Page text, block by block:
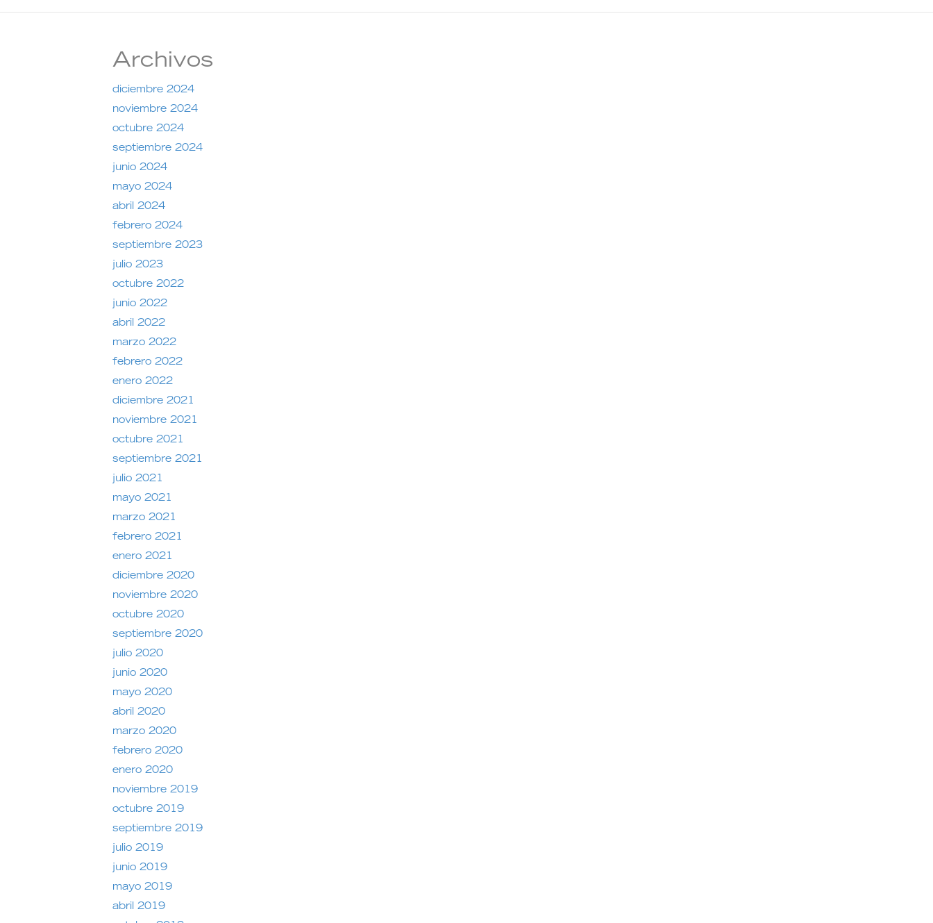
Archivos
diciembre 2024
noviembre 2024
octubre 2024
septiembre 2024
junio 2024
mayo 2024
abril 2024
febrero 2024
septiembre 2023
julio 2023
octubre 2022
junio 2022
abril 2022
marzo 2022
febrero 2022
enero 2022
diciembre 2021
noviembre 2021
octubre 2021
septiembre 2021
julio 2021
mayo 2021
marzo 2021
febrero 2021
enero 2021
diciembre 2020
noviembre 2020
octubre 2020
septiembre 2020
julio 2020
junio 2020
mayo 2020
abril 2020
marzo 2020
febrero 2020
enero 2020
noviembre 2019
octubre 2019
septiembre 2019
julio 2019
junio 2019
mayo 2019
abril 2019